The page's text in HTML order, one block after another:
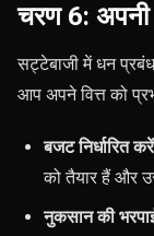
चरण 6: अपनी
सट्टेबाजी में धन
आप अपने वित्त को
बजट निर्धारित करें
को तैयार हैं और
नुकसान की